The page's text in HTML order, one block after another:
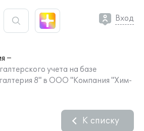
Вход
учета на базе
8" в ООО "Компания "Хим-
К списку